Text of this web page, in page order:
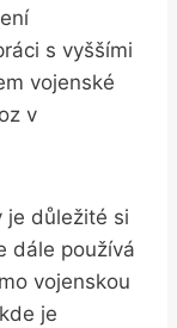
s vyššími
vojenské
v
je důležité si
dále používá
vojenskou
je